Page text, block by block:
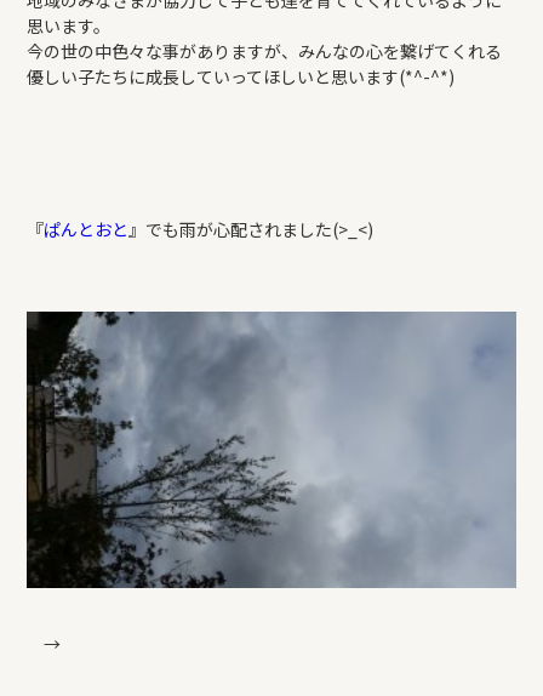
思います。
今の世の中色々な事がありますが、みんなの心を繋げてくれる
優しい子たちに成長していってほしいと思います(*^-^*)
『ぱんとおと』でも雨が心配されました(>_<)
→